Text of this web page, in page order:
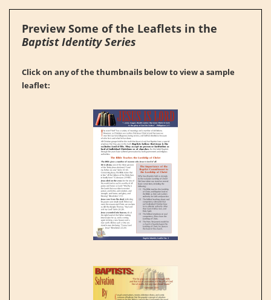
Preview Some of the Leaflets in the
Baptist Identity Series
Click on any of the thumbnails below to view a sample
leaflet: